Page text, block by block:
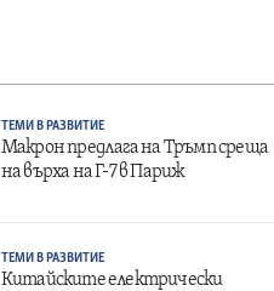
ТЕМИ В РАЗВИТИЕ
Макрон предлага на Тръмп среща
на върха на Г-7 в Париж
ТЕМИ В РАЗВИТИЕ
Китайските електрически